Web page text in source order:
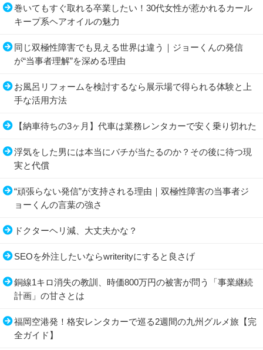
巻いてもすぐ取れる卒業したい！30代女性が惹かれるカール
キープ系ヘアオイルの魅力
同じ双極性障害でも見える世界は違う｜ジョーくんの発信
が“当事者理解”を深める理由
お風呂リフォームを検討するなら展示場で得られる体験と上
手な活用方法
【納車待ちの3ヶ月】代車は業務レンタカーで安く乗り切れた
浮気をした男には本当にバチが当たるのか？その後に待つ現
実と代償
“頑張らない発信”が支持される理由｜双極性障害の当事者ジ
ョーくんの言葉の強さ
ドクターヘリ減、大丈夫かな？
SEOを外注したいならwriterityにすると良さげ
銅線1キロ消失の教訓、時価800万円の被害が問う「事業継続
計画」の甘さとは
福岡空港発！格安レンタカーで巡る2週間の九州グルメ旅【完
全ガイド】